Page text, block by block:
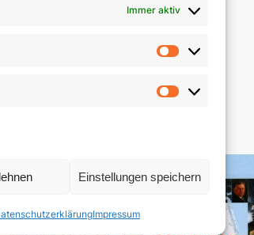
Immer aktiv
Vorlieben
Statistiken
Einstellungen speichern
Impressum